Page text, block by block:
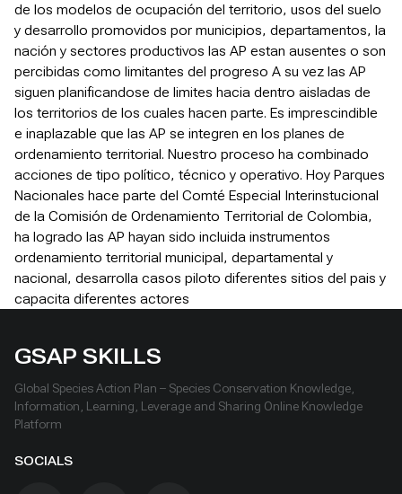
de los modelos de ocupación del territorio, usos del suelo
y desarrollo promovidos por municipios, departamentos, la
nación y sectores productivos las AP estan ausentes o son
percibidas como limitantes del progreso A su vez las AP
siguen planificandose de limites hacia dentro aisladas de
los territorios de los cuales hacen parte. Es imprescindible
e inaplazable que las AP se integren en los planes de
ordenamiento territorial. Nuestro proceso ha combinado
acciones de tipo político, técnico y operativo. Hoy Parques
Nacionales hace parte del Comté Especial Interinstucional
de la Comisión de Ordenamiento Territorial de Colombia,
ha logrado las AP hayan sido incluida instrumentos
ordenamiento territorial municipal, departamental y
nacional, desarrolla casos piloto diferentes sitios del pais y
capacita diferentes actores
GSAP SKILLS
Global Species Action Plan – Species Conservation Knowledge,
Information, Learning, Leverage and Sharing Online Knowledge
Platform
SOCIALS